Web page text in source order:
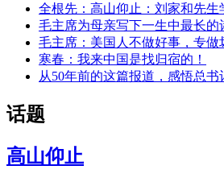
全根先：高山仰止：刘家和先生
毛主席为母亲写下一生中最长的
毛主席：美国人不做好事，专
寒春：我来中国是找归宿的！
从50年前的这篇报道，感悟总书
话题
高山仰止